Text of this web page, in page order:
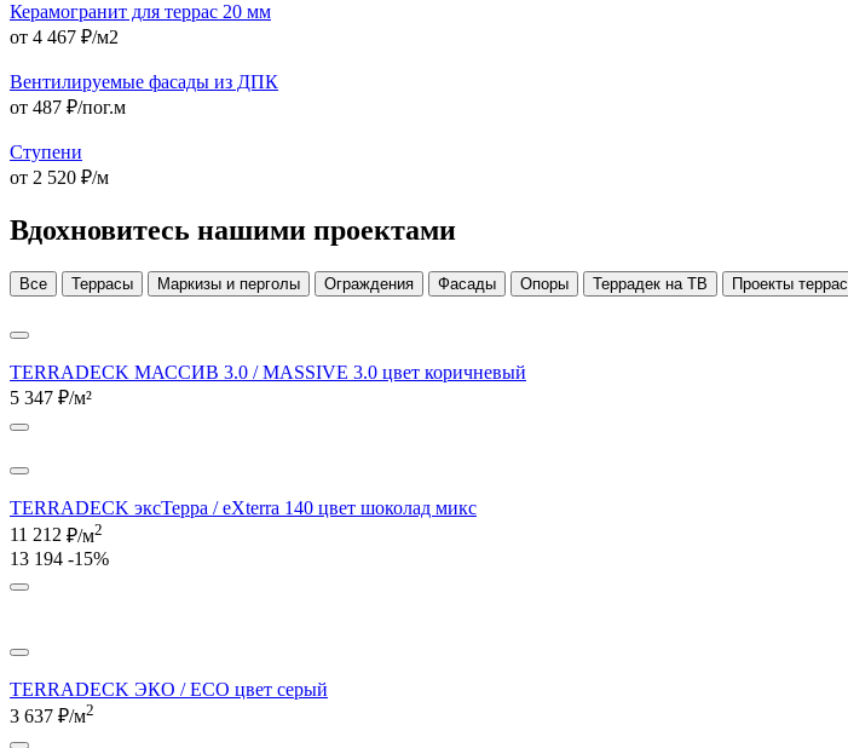
Керамогранит для террас 20 мм
от 4 467 ₽/м2
Вентилируемые фасады из ДПК
от 487 ₽/пог.м
Ступени
от 2 520 ₽/м
Вдохновитесь нашими проектами
Все Террасы Маркизы и перголы Ограждения Фасады Опоры Террадек на ТВ Проекты террас
TERRADECK МАССИВ 3.0 / MASSIVE 3.0 цвет коричневый
5 347 ₽/м²
TERRADECK эксТерра / eXterra 140 цвет шоколад микс
11 212 ₽/м2
13 194 -15%
TERRADECK ЭКО / ECO цвет серый
3 637 ₽/м2